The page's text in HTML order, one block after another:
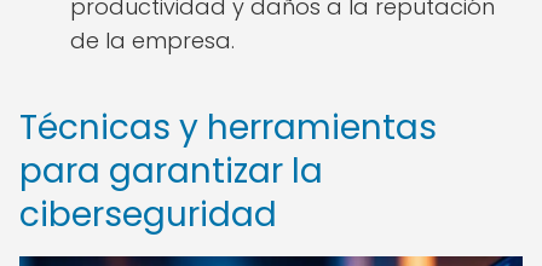
productividad y daños a la reputación
de la empresa.
Técnicas y herramientas
para garantizar la
ciberseguridad